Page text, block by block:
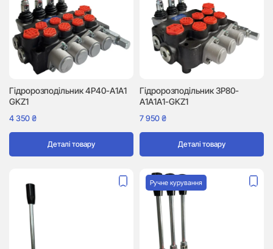
Гідророзподільник 4P40-A1A1
GKZ1
4 350₴
Деталі товару
Гідророзподільник 3P80-
A1A1A1-GKZ1
7 950₴
Деталі товару
Ручне курування